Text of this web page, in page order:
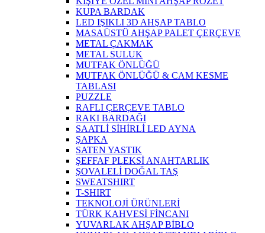
KUPA BARDAK
LED IŞIKLI 3D AHŞAP TABLO
MASAÜSTÜ AHŞAP PALET ÇERÇEVE
METAL ÇAKMAK
METAL SULUK
MUTFAK ÖNLÜĞÜ
MUTFAK ÖNLÜĞÜ & CAM KESME
TABLASI
PUZZLE
RAFLI ÇERÇEVE TABLO
RAKI BARDAĞI
SAATLİ SİHİRLİ LED AYNA
ŞAPKA
SATEN YASTIK
ŞEFFAF PLEKSİ ANAHTARLIK
ŞOVALELİ DOĞAL TAŞ
SWEATSHIRT
T-SHIRT
TEKNOLOJİ ÜRÜNLERİ
TÜRK KAHVESİ FİNCANI
YUVARLAK AHŞAP BİBLO